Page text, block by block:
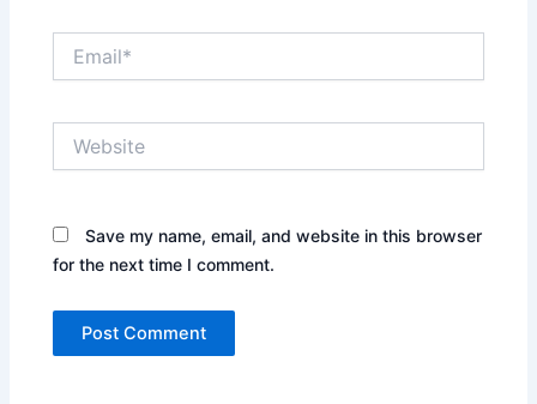
Save my name, email, and website in this browser
for the next time I comment.